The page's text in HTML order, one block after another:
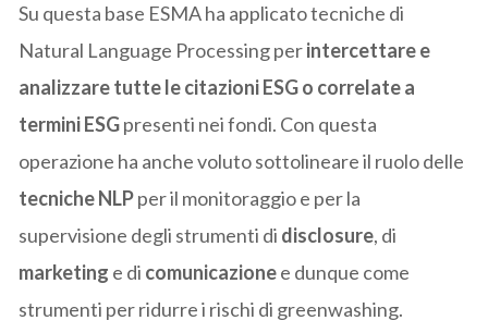
Su questa base ESMA ha applicato tecniche di
Natural Language Processing perintercettare e
analizzare tutte le citazioni ESG o correlate a
termini ESGpresenti nei fondi. Con questa
operazione ha anche voluto sottolineare il ruolo delle
tecniche NLPper il monitoraggio e per la
supervisione degli strumenti di disclosure, di
marketing e di comunicazionee dunque come
strumenti per ridurre i rischi di greenwashing.